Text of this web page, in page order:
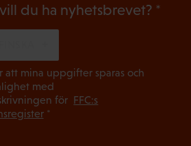
du ha nyhetsbrevet?
att mina uppgifter sparas och
med
för FFC:s
*